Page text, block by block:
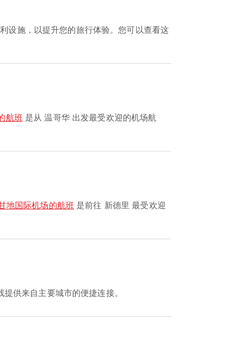
设施，以提升您的旅行体验。您可以查看这
航班 是从 温哥华 出发最受欢迎的机场航
地国际机场的航班 是前往 新德里 最受欢迎
供来自主要城市的便捷连接。